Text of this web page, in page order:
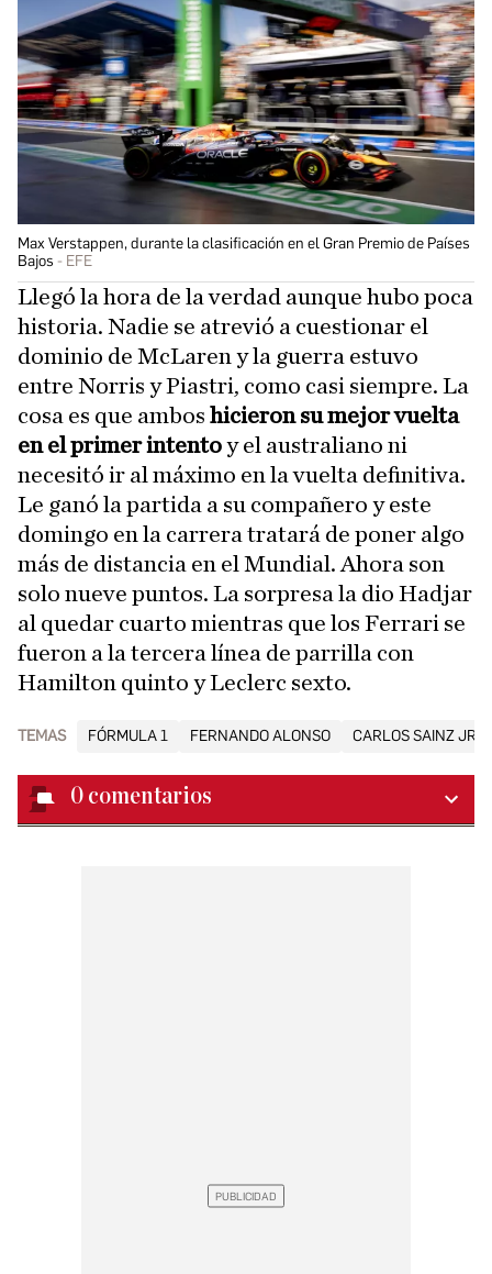
Max Verstappen, durante la clasificación en el Gran Premio de Países
Bajos
EFE
Llegó la hora de la verdad aunque hubo poca
historia. Nadie se atrevió a cuestionar el
dominio de McLaren y la guerra estuvo
entre Norris y Piastri, como casi siempre. La
cosa es que ambos hicieron su mejor vuelta
en el primer intentoy el australiano ni
necesitó ir al máximo en la vuelta definitiva.
Le ganó la partida a su compañero y este
domingo en la carrera tratará de poner algo
más de distancia en el Mundial. Ahora son
solo nueve puntos. La sorpresa la dio Hadjar
al quedar cuarto mientras que los Ferrari se
fueron a la tercera línea de parrilla con
Hamilton quinto y Leclerc sexto.
TEMAS FÓRMULA 1 FERNANDO ALONSO CARLOS SAINZ JR.
0 comentarios